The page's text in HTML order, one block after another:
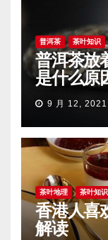
普洱茶 茶叶知识
普洱茶放
是什么原
9 月 12, 2021
茶叶地理 茶叶知识
香港人喜
解读